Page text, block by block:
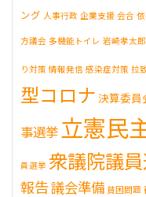
ング 人事行政 企業支援 会合
方議会 多機能トイレ 岩崎孝太郎
り対策 情報発信 感染症対策 拉
型コロナ 決算委員
事選挙 立憲民
員選挙 衆議院議
報告議会準備 貧困問題